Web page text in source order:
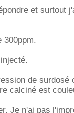
et surtout
300ppm.
de surdosé
calciné est
Je n'ai pas